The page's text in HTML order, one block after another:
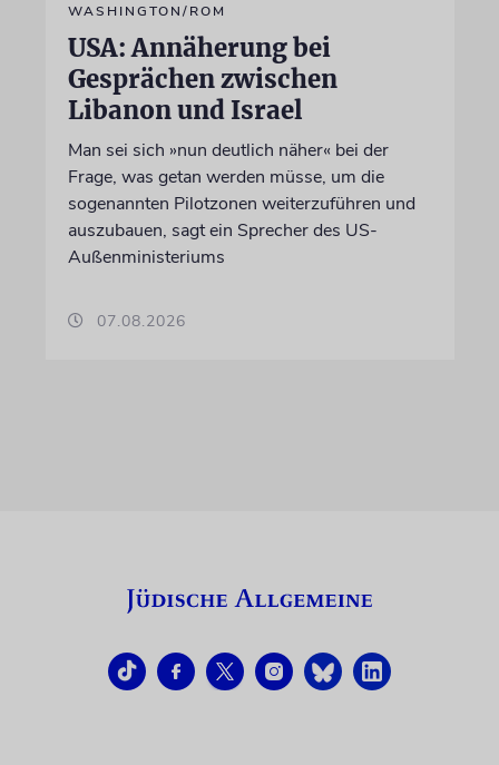
WASHINGTON/ROM
USA: Annäherung bei
Gesprächen zwischen
Libanon und Israel
Man sei sich »nun deutlich näher« bei der
Frage, was getan werden müsse, um die
sogenannten Pilotzonen weiterzuführen und
auszubauen, sagt ein Sprecher des US-
Außenministeriums
07.08.2026